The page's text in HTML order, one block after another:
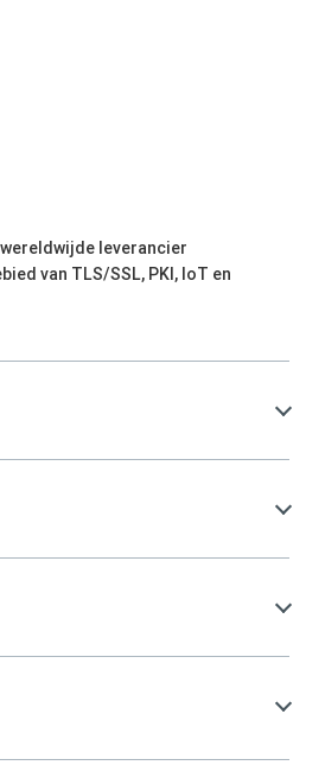
leverancier
van TLS/SSL, PKI, IoT en